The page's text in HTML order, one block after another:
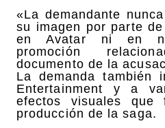
«La demandante
su imagen por parte
en Avatar ni en
promoción
documento de la
La demanda también
Entertainment y a
efectos visuales
producción de la saga.